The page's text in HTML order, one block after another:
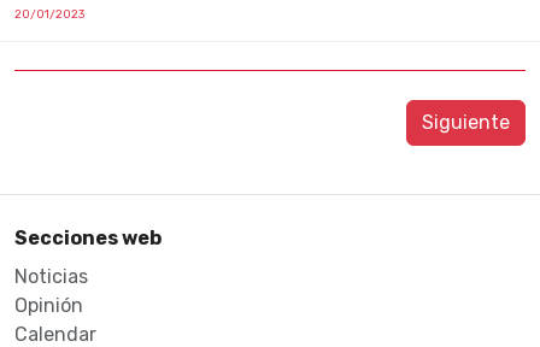
20/01/2023
Siguiente
Secciones web
Noticias
Opinión
Calendar